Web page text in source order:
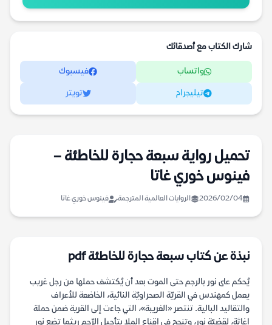
شارك الكتاب مع أصدقائك
واتساب فيسبوك
تيليجرام تويتر
تحميل رواية سبعة حجارة للخاطئة –
فينوس خوري غاتا
2026/02/04 الروايات العالمية المترجمة فينوس خوري غاتا
نبذة عن كتاب سبعة حجارة للخاطئة pdf
يُحكم على نور بالرجم حتى الموت بعد أن يُكتشف حملها من رجل غريب
يعمل كمهندس في القريّة الصحراويّة النائية، الخاضعة للأعراف
والتقاليد البالية. تنتصر «الغريبة»، التي جاءت إلى القرية ضمن حملة
إغاثة، لقضيّة نور، وتنجح في إقناع الملا بتأجيل الرّجم ريثما تضع نور